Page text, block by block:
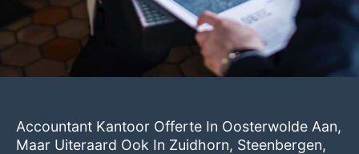
Accountant Kantoor Offerte In Oosterwolde Aan,
Maar Uiteraard Ook In Zuidhorn, Steenbergen,